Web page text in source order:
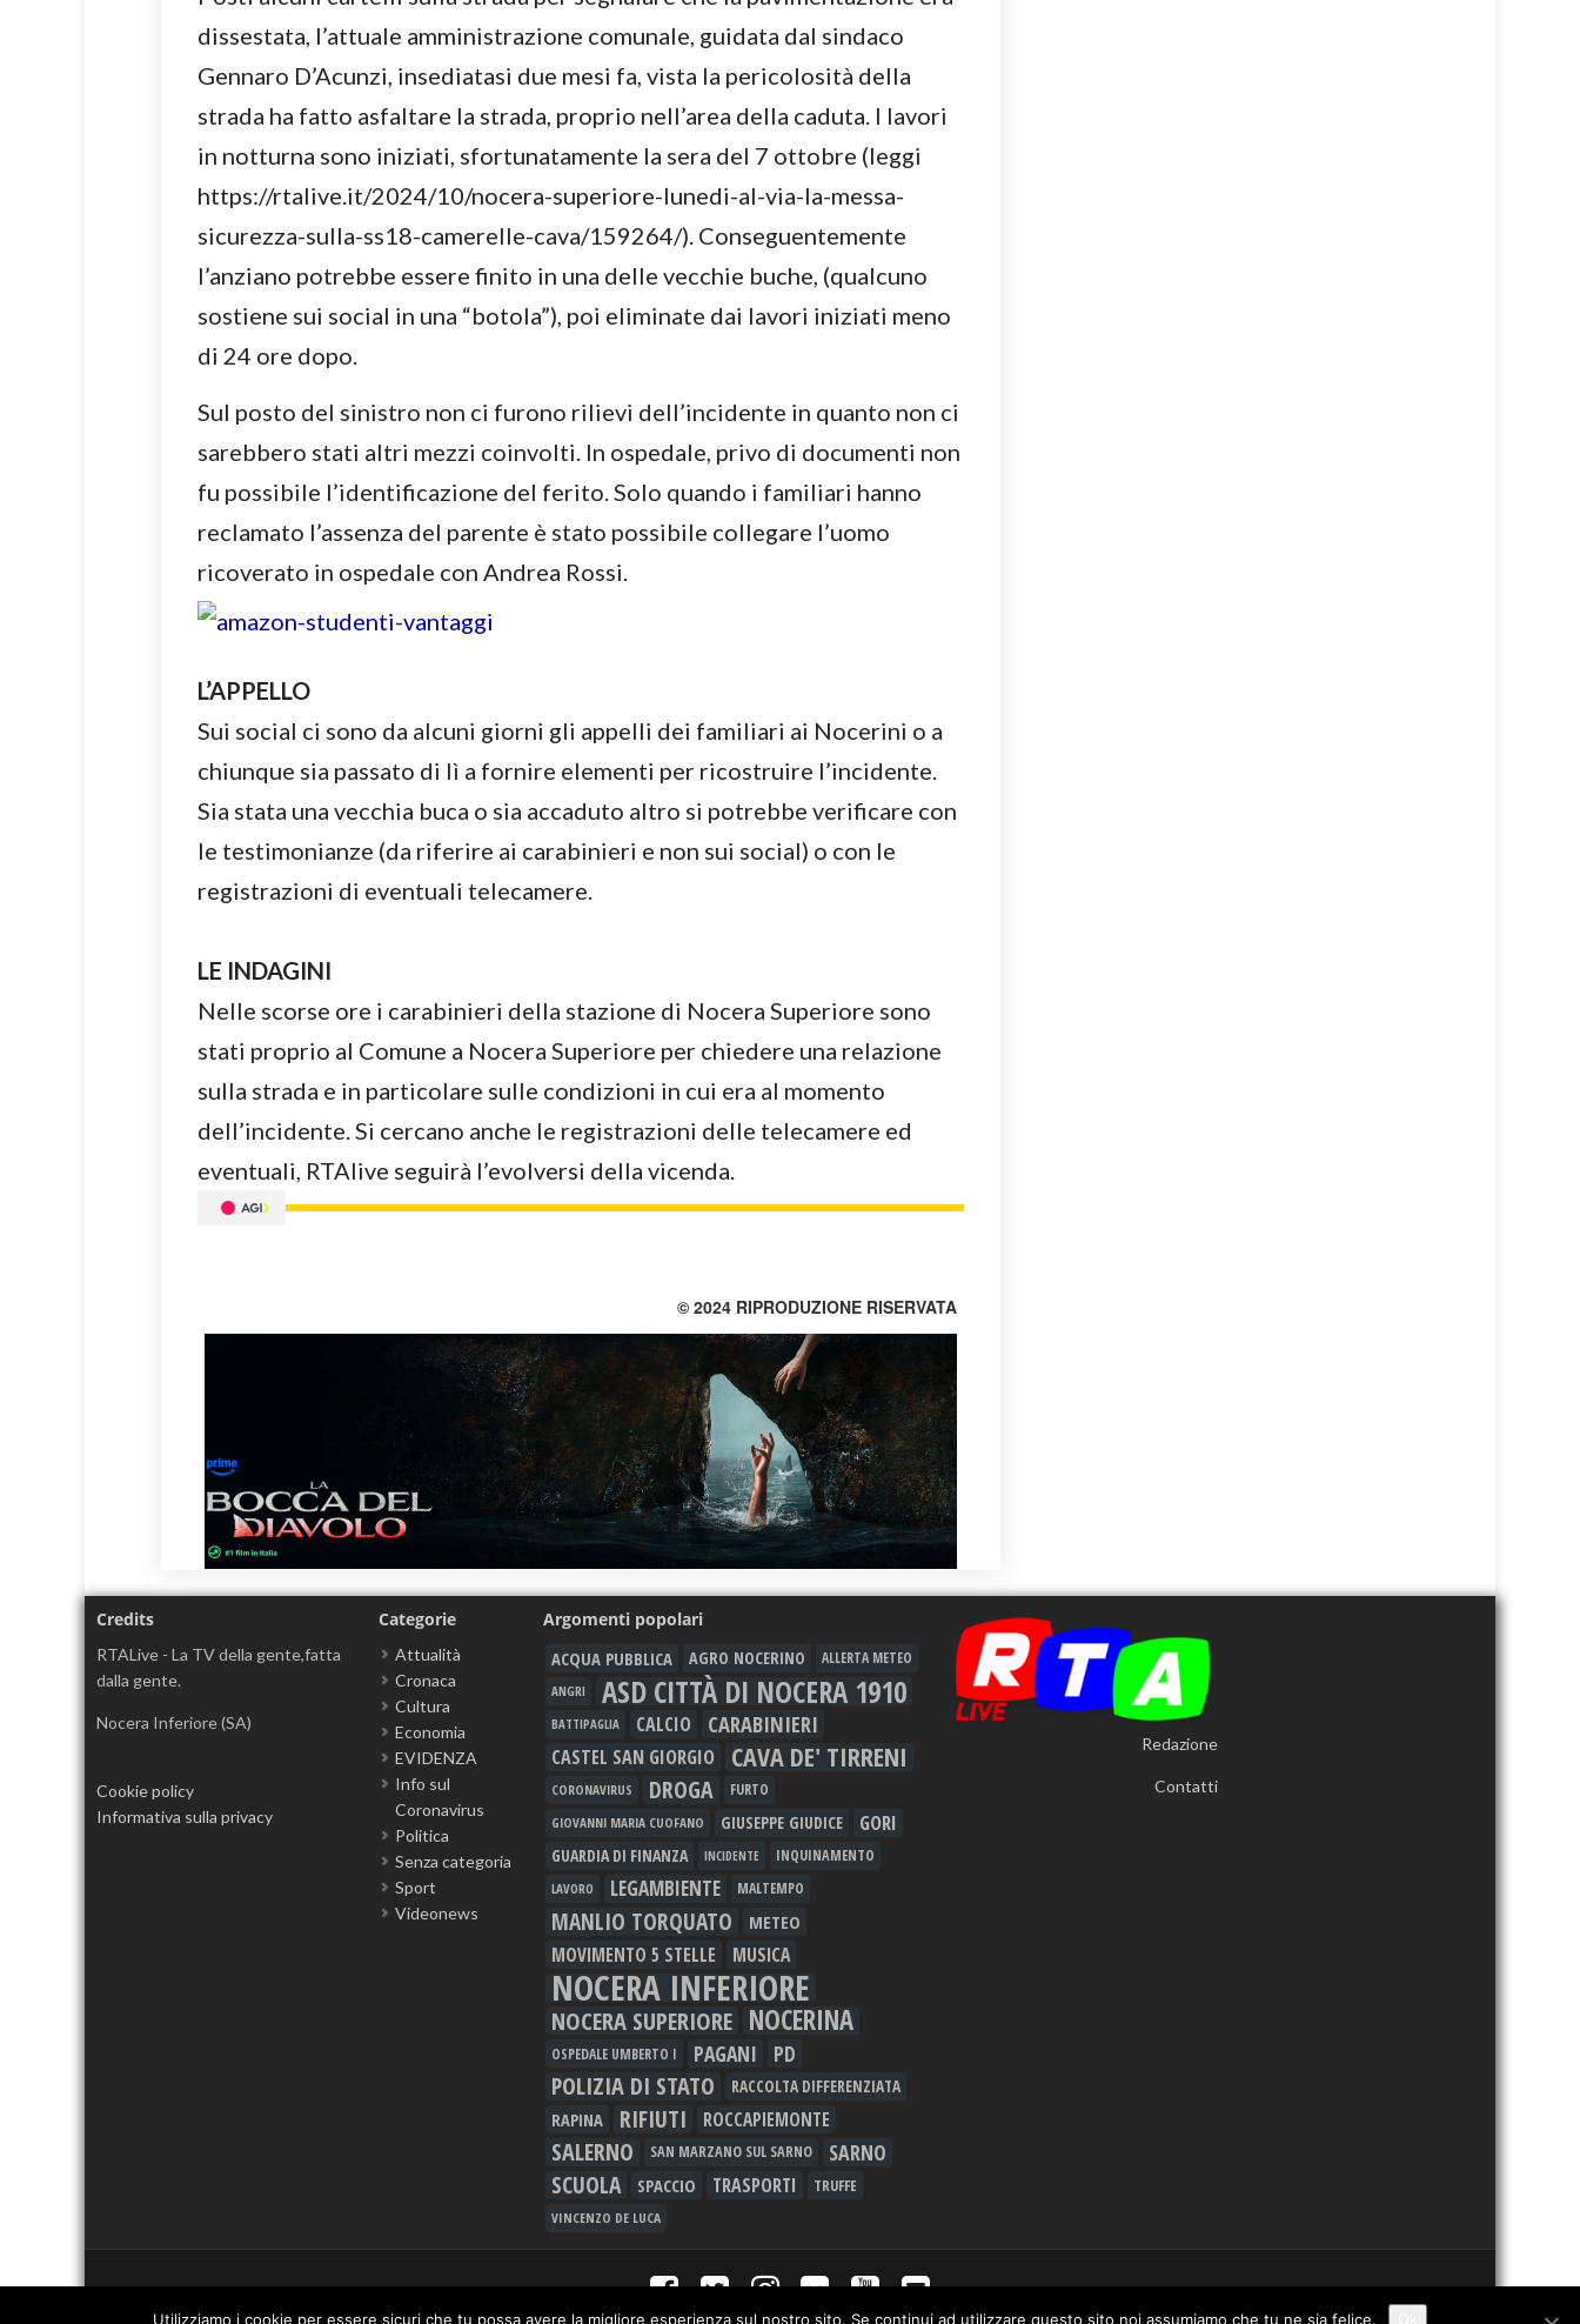
dissestata, l’attuale amministrazione comunale, guidata dal sindaco
Gennaro D’Acunzi, insediatasi due mesi fa, vista la pericolosità della
strada ha fatto asfaltare la strada, proprio nell’area della caduta. I lavori
in notturna sono iniziati, sfortunatamente la sera del 7 ottobre (leggi
https://rtalive.it/2024/10/nocera-superiore-lunedi-al-via-la-messa-
sicurezza-sulla-ss18-camerelle-cava/159264/). Conseguentemente
l’anziano potrebbe essere finito in una delle vecchie buche, (qualcuno
sostiene sui social in una “botola”), poi eliminate dai lavori iniziati meno
di 24 ore dopo.
Sul posto del sinistro non ci furono rilievi dell’incidente in quanto non ci
sarebbero stati altri mezzi coinvolti. In ospedale, privo di documenti non
fu possibile l’identificazione del ferito. Solo quando i familiari hanno
reclamato l’assenza del parente è stato possibile collegare l’uomo
ricoverato in ospedale con Andrea Rossi.
L’APPELLO
Sui social ci sono da alcuni giorni gli appelli dei familiari ai Nocerini o a
chiunque sia passato di lì a fornire elementi per ricostruire l’incidente.
Sia stata una vecchia buca o sia accaduto altro si potrebbe verificare con
le testimonianze (da riferire ai carabinieri e non sui social) o con le
registrazioni di eventuali telecamere.
LE INDAGINI
Nelle scorse ore i carabinieri della stazione di Nocera Superiore sono
stati proprio al Comune a Nocera Superiore per chiedere una relazione
sulla strada e in particolare sulle condizioni in cui era al momento
dell’incidente. Si cercano anche le registrazioni delle telecamere ed
eventuali, RTAlive seguirà l’evolversi della vicenda.
© 2024 RIPRODUZIONE RISERVATA
Credits
RTALive - La TV della gente,fatta
dalla gente.
Nocera Inferiore (SA)
Cookie policy
Informativa sulla privacy
Categorie
Attualità
Cronaca
Cultura
Economia
EVIDENZA
Info sul
Coronavirus
Politica
Senza categoria
Sport
Videonews
Argomenti popolari
ACQUA PUBBLICA AGRO NOCERINO
ALLERTA METEO
ANGRI
ASD CITTÀ DI NOCERA 1910
BATTIPAGLIA CALCIO CARABINIERI
CASTEL SAN GIORGIO CAVA DE' TIRRENI
CORONAVIRUS DROGA FURTO
GIOVANNI MARIA CUOFANO GIUSEPPE GIUDICE GORI
GUARDIA DI FINANZA INCIDENTE INQUINAMENTO
LAVORO LEGAMBIENTE MALTEMPO
MANLIO TORQUATO METEO
MOVIMENTO 5 STELLE MUSICA
NOCERA INFERIORE
NOCERA SUPERIORE NOCERINA
OSPEDALE UMBERTO I PAGANI PD
POLIZIA DI STATO RACCOLTA DIFFERENZIATA
RAPINA RIFIUTI ROCCAPIEMONTE
SALERNO SAN MARZANO SUL SARNO SARNO
SCUOLA SPACCIO TRASPORTI TRUFFE
VINCENZO DE LUCA
Redazione
Contatti
Utilizziamo i cookie per essere sicuri che tu possa avere la migliore esperienza sul nostro sito. Se continui ad utilizzare questo sito noi assumiamo che tu ne sia felice.